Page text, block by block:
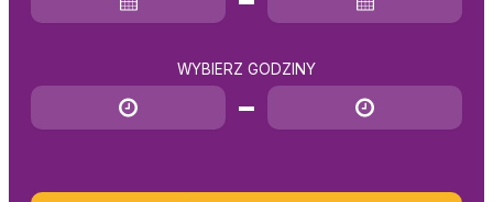
WYBIERZ GODZINY
Godzina rozpoczęcia
Godzina zakończenia